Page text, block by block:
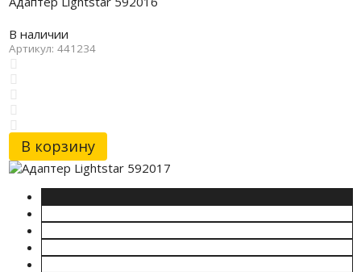
В наличии
Артикул: 441234
В корзину